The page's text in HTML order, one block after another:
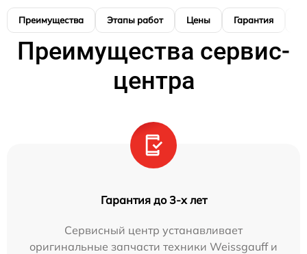
Преимущества Этапы работ Цены Гарантия
Преимущества сервис-
центра
Гарантия до 3-х лет
Сервисный центр устанавливает
оригинальные запчасти техники Weissgauff и